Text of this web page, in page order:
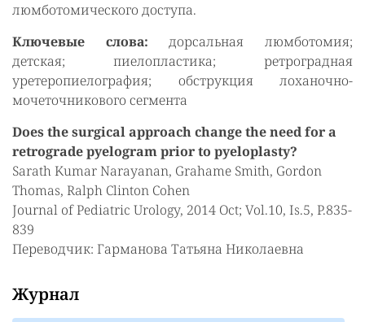
люмботомического доступа.
Ключевые слова:дорсальная люмботомия;
детская; пиелопластика; ретроградная
уретеропиелография; обструкция лоханочно-
мочеточникового сегмента
Does the surgical approach change the need for a
retrograde pyelogram prior to pyeloplasty?
Sarath Kumar Narayanan, Grahame Smith, Gordon
Thomas, Ralph Clinton Cohen
Journal of Pediatric Urology, 2014 Oct; Vol.10, Is.5, P.835-
839
Переводчик: Гарманова Татьяна Николаевна
Журнал